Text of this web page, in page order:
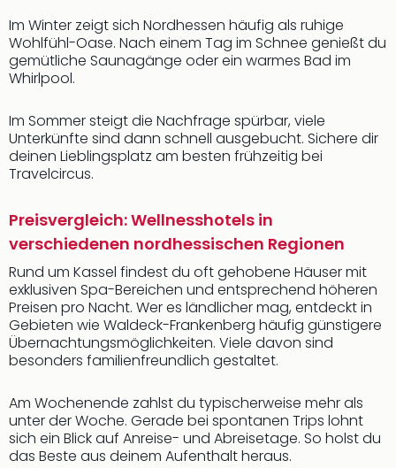
Im Winter zeigt sich Nordhessen häufig als ruhige
Wohlfühl-Oase. Nach einem Tag im Schnee genießt du
gemütliche Saunagänge oder ein warmes Bad im
Whirlpool.
Im Sommer steigt die Nachfrage spürbar, viele
Unterkünfte sind dann schnell ausgebucht. Sichere dir
deinen Lieblingsplatz am besten frühzeitig bei
Travelcircus.
Preisvergleich: Wellnesshotels in
verschiedenen nordhessischen Regionen
Rund um Kassel findest du oft gehobene Häuser mit
exklusiven Spa-Bereichen und entsprechend höheren
Preisen pro Nacht. Wer es ländlicher mag, entdeckt in
Gebieten wie Waldeck-Frankenberg häufig günstigere
Übernachtungsmöglichkeiten. Viele davon sind
besonders familienfreundlich gestaltet.
Am Wochenende zahlst du typischerweise mehr als
unter der Woche. Gerade bei spontanen Trips lohnt
sich ein Blick auf Anreise- und Abreisetage. So holst du
das Beste aus deinem Aufenthalt heraus.